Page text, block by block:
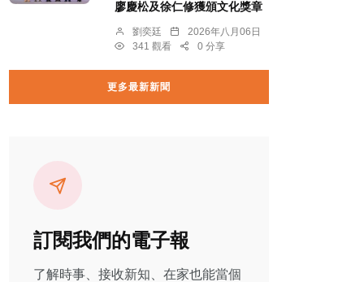
廖慶松及徐仁修獲頒文化獎章
劉奕廷
2026年八月06日
341 觀看
0 分享
更多最新新聞
訂閱我們的電子報
了解時事、接收新知、在家也能當個